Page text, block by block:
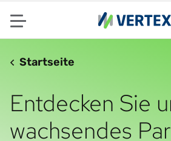
Menu
Startseite
Entdecken Sie
wachsendes